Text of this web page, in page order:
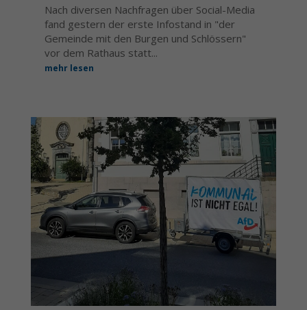
Nach diversen Nachfragen über Social-Media
fand gestern der erste Infostand in "der
Gemeinde mit den Burgen und Schlössern"
vor dem Rathaus statt...
mehr lesen